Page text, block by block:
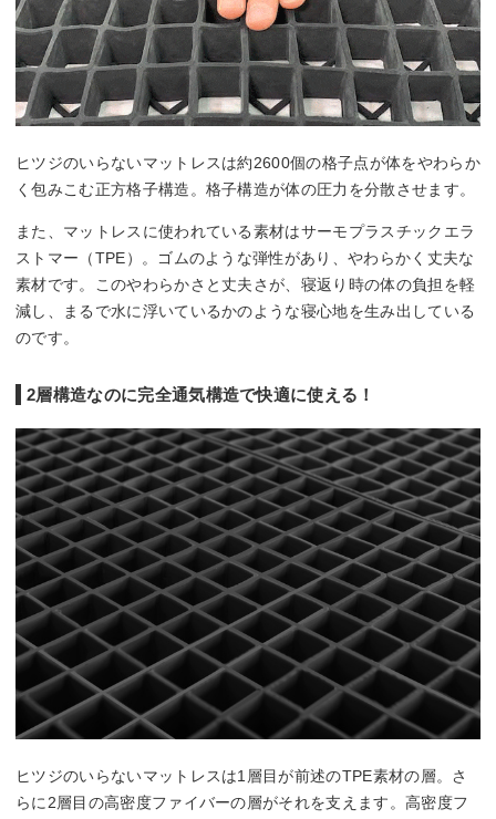
ヒツジのいらないマットレスは約2600個の格子点が体をやわらか
く包みこむ正方格子構造。格子構造が体の圧力を分散させます。
また、マットレスに使われている素材はサーモプラスチックエラ
ストマー（TPE）。ゴムのような弾性があり、やわらかく丈夫な
素材です。このやわらかさと丈夫さが、寝返り時の体の負担を軽
減し、まるで水に浮いているかのような寝心地を生み出している
のです。
2層構造なのに完全通気構造で快適に使える！
ヒツジのいらないマットレスは1層目が前述のTPE素材の層。さ
らに2層目の高密度ファイバーの層がそれを支えます。高密度フ